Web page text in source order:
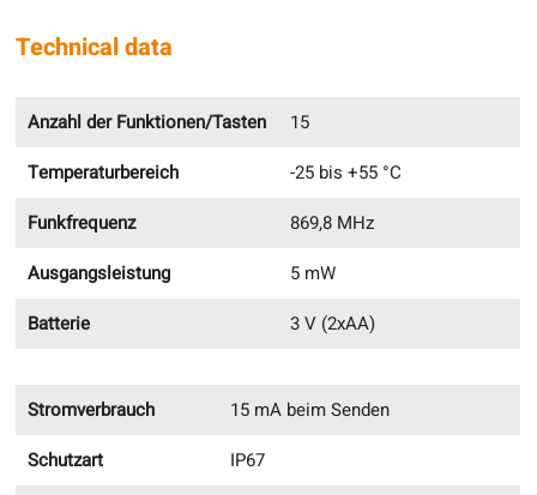
Technical data
Anzahl der Funktionen/Tasten
15
Temperaturbereich
-25 bis +55 °C
Funkfrequenz
869,8 MHz
Ausgangsleistung
5 mW
Batterie
3 V (2xAA)
Stromverbrauch
15 mA beim Senden
Schutzart
IP67